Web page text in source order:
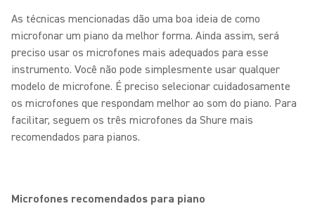
As técnicas mencionadas dão uma boa ideia de como
microfonar um piano da melhor forma. Ainda assim, será
preciso usar os microfones mais adequados para esse
instrumento. Você não pode simplesmente usar qualquer
modelo de microfone. É preciso selecionar cuidadosamente
os microfones que respondam melhor ao som do piano. Para
facilitar, seguem os três microfones da Shure mais
recomendados para pianos.
Microfones recomendados para piano